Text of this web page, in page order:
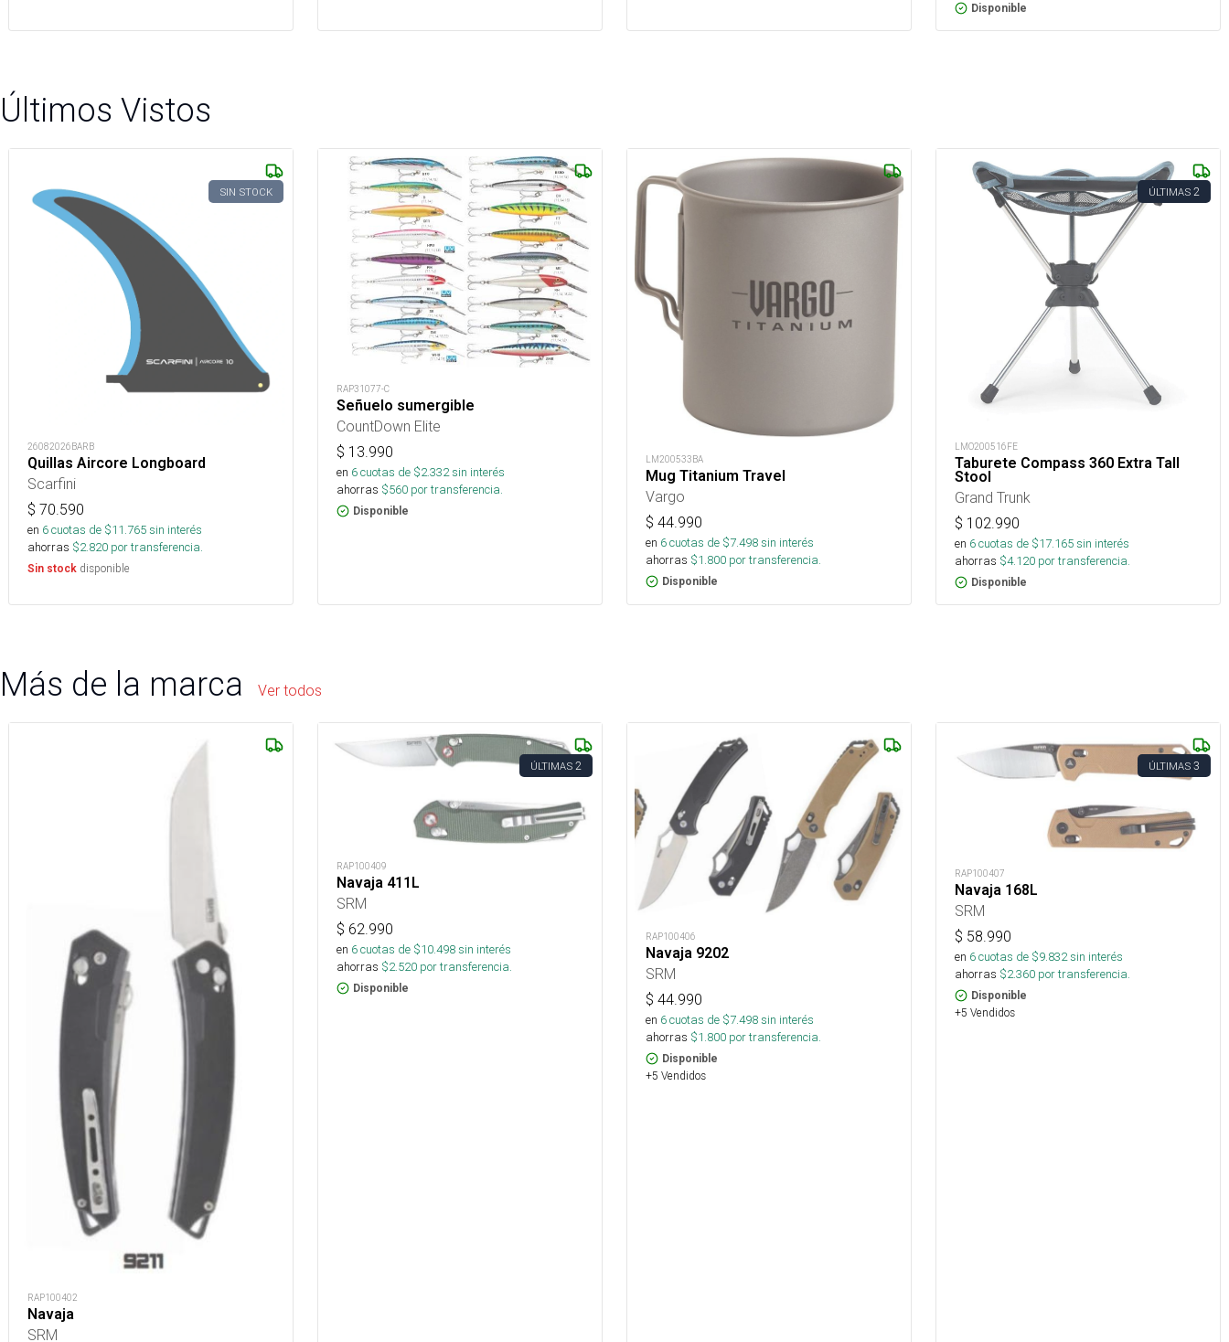
Disponible
Últimos Vistos
SIN STOCK
26082026BARB
Quillas Aircore Longboard
Scarfini
$ 70.590
en 6cuotas de $11.765sin interés
ahorras $2.820 por transferencia.
Sin stock disponible
RAP31077-C
Señuelo sumergible
CountDown Elite
$ 13.990
en 6cuotas de $2.332sin interés
ahorras $560 por transferencia.
Disponible
LM200533BA
Mug Titanium Travel
Vargo
$ 44.990
en 6cuotas de $7.498sin interés
ahorras $1.800 por transferencia.
Disponible
ÚLTIMAS 2
LMO200516FE
Taburete Compass 360 Extra Tall
Stool
Grand Trunk
$ 102.990
en 6cuotas de $17.165sin interés
ahorras $4.120 por transferencia.
Disponible
Más de la marca Ver todos
RAP100402
Navaja
SRM
ÚLTIMAS 2
RAP100409
Navaja 411L
SRM
$ 62.990
en 6cuotas de $10.498sin interés
ahorras $2.520 por transferencia.
Disponible
RAP100406
Navaja 9202
SRM
$ 44.990
en 6cuotas de $7.498sin interés
ahorras $1.800 por transferencia.
Disponible
+5 Vendidos
ÚLTIMAS 3
RAP100407
Navaja 168L
SRM
$ 58.990
en 6cuotas de $9.832sin interés
ahorras $2.360 por transferencia.
Disponible
+5 Vendidos